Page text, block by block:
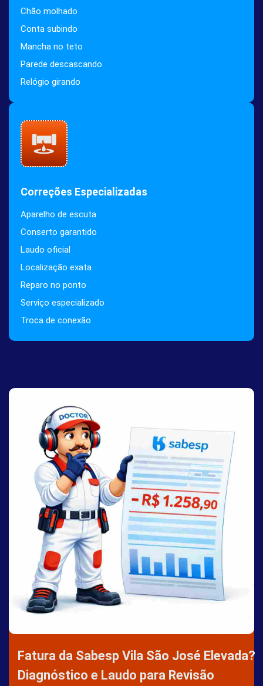
Chão molhado
Conta subindo
Mancha no teto
Parede descascando
Relógio girando
Correções Especializadas
Aparelho de escuta
Conserto garantido
Laudo oficial
Localização exata
Reparo no ponto
Serviço especializado
Troca de conexão
Fatura da Sabesp Vila São José Elevada?
Diagnóstico e Laudo para Revisão